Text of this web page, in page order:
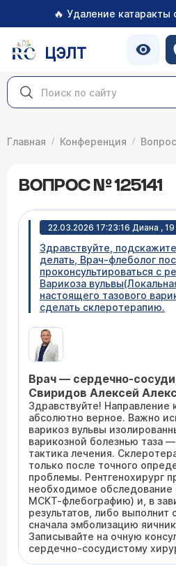
🔥 Удаление катаракты
ЦЭЛТ
Главная Конференция
ВОПРОС № 125141
22.03.2026 17:23:16 Диана ,
Здравствуйте,
делать, Врач-флеболог
проконсультироваться с
Варикоза
настоящего тазового
сделать склеротерапию.
Врач — сердечно-
Свиридов Алексей
Здравствуйте! Направление
абсолютно верное. Важно
варикоз вульвы
варикозной болезнью таза —
тактика лечения.
только после точного
проблемы. Рентгенохирург
необходимое обследование
МСКТ-флебографию) и, в
результатов, либо
сначала эмболизацию
Записывайте на очную
сердечно-сосудистому